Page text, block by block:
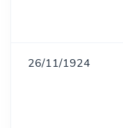
26/11/1924